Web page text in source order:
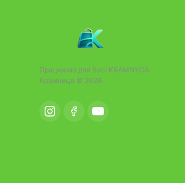
Працюємо для Вас! KRAMNYCA
Крамниця © 2026